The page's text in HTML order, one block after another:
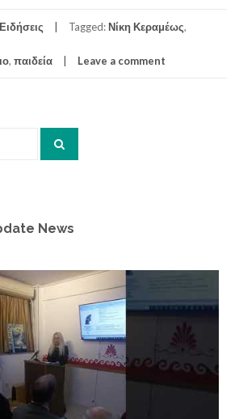
Ειδήσεις Tagged: Νίκη Κεραμέως,
, παιδεία Leave a comment
News